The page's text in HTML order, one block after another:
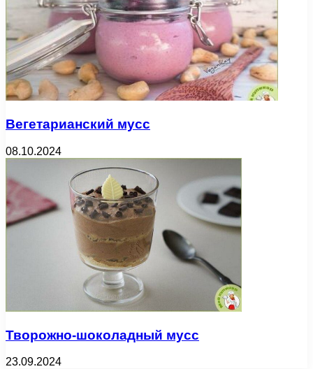
Вегетарианский мусс
08.10.2024
Творожно-шоколадный мусс
23.09.2024